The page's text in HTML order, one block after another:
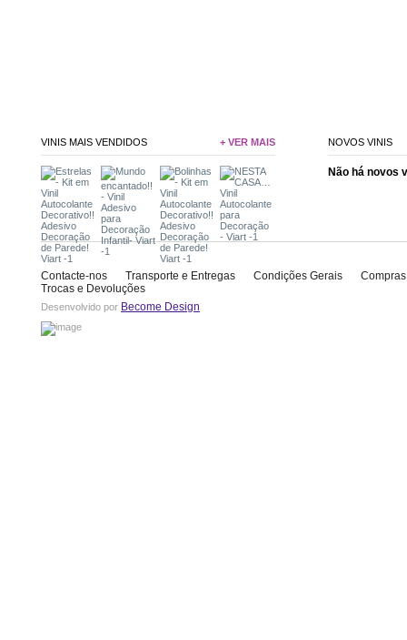
VINIS MAIS VENDIDOS + VER MAIS NOVOS VINIS
Não há novos
Contacte-nos Transporte e Entregas Condições Gerais
Trocas e Devoluções
Desenvolvido por Become Design